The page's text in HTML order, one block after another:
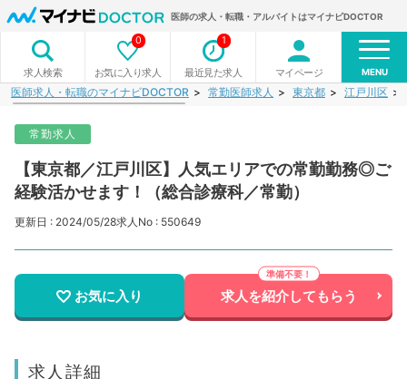
医師の求人・転職・アルバイトはマイナビDOCTOR
求人検索 お気に入り求人
0
最近見た求人
1
マイページ MENU
医師求人・転職のマイナビDOCTOR 常勤医師求人 東京都 江戸川区
常勤求人
【東京都／江戸川区】人気エリアでの常勤勤務◎ご
経験活かせます！（総合診療科／常勤）
更新日 : 2024/05/28求人No : 550649
お気に入り 求人を紹介してもらう
求人詳細